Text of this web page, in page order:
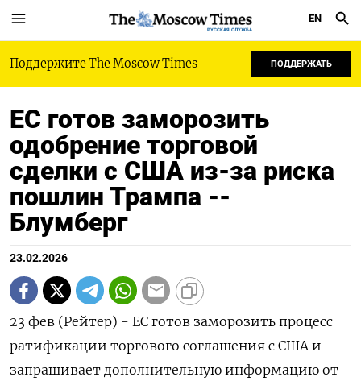
РУССКАЯ СЛУЖБА
EN
Поддержите The Moscow Times ПОДДЕРЖАТЬ
ЕС готов заморозить
одобрение торговой
сделки с США из-за риска
пошлин Трампа --
Блумберг
23.02.2026
23 фев (Рейтер) - ‌ЕC готов ​заморозить процесс
ратификации ​торгового ​соглашения ⁠с ‌США ‌и
запрашивает дополнительную ​информацию ‌от